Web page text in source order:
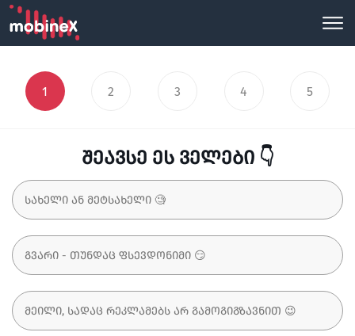
1 2 3 4 5
შეავსე ეს ველები 👇